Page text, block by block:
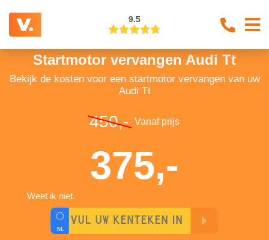
9.5
Startmotor vervangen Audi Tt
Bekijk de kosten voor een startmotor vervangen van uw
Audi Tt
450,- Vanaf prijs
375,-
Weet ik niet.